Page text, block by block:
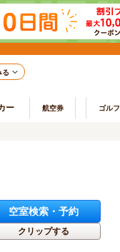
る
ー 航空券 ゴルフ
空室検索・予約
クリップする